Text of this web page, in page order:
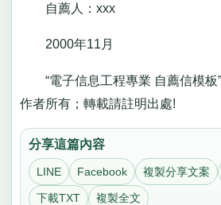
自薦人：xxx
2000年11月
“電子信息工程專業 自薦信模板
作者所有；轉載請註明出處!
分享這篇內容
LINE Facebook 複製分享文案
下載TXT 複製全文